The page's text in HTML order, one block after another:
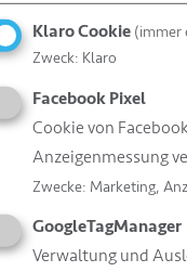
für die
Diese
Alle drei
was dem
Wachstumskurve
Klaro Cookie (immer
Zweck: Klaro
Facebook Pixel
Cookie von
Anzeigenmessung
Zwecke: Marketing,
GoogleTagManager
Verwaltung und